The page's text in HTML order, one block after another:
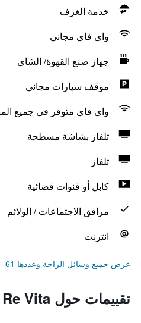
خدمة الغرف
واي فاي مجاني
جهاز صنع القهوة/ الشاي
موقف سيارات مجاني
واي فاي متوفر في جميع
تلفاز بشاشة مسطحة
تلفاز
كابل أو قنوات فضائية
مرافق الاجتماعات / الولائم
انترنت
عرض جميع وسائل الراحة وعددها 61
تقييمات حول Hotel Re Vita